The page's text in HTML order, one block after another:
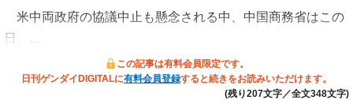
米中両政府の協議中止も懸念される中、中国商務省はこの
日、…
この記事は有料会員限定です。
日刊ゲンダイDIGITALに有料会員登録すると続きをお読みいただけます。
(残り207文字／全文348文字)